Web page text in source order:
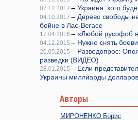
07.12.2017 – Украина: кого
04.10.2017 – Дерево свободы
бойне в Лас-Вегасе
17.04.2016 – «Любой русофоб
04.12.2015 – Нужно снять
20.05.2015 – Разведопрос:
разведки (ВИДЕО)
28.01.2015 – Если
Украины миллиарды
Авторы
МИРОНЕНКО Борис